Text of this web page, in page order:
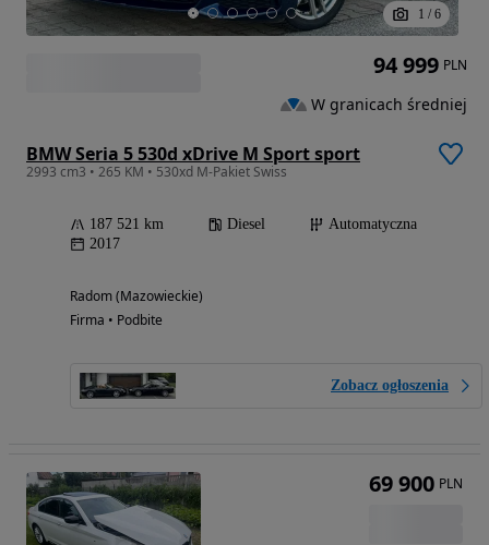
1 / 6
BMW Seria 5 530d xDrive M Sport sport
2993 cm3 • 265 KM • 530xd M-Pakiet Swiss
187 521 km Diesel
Automatyczna
2017
Radom (Mazowieckie)
Firma • Podbite
Zobacz ogłoszenia
94 999 PLN
W granicach średniej
69 900 PLN